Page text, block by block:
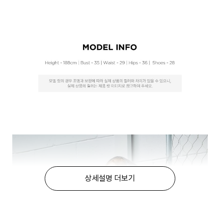
상세설명 더보기